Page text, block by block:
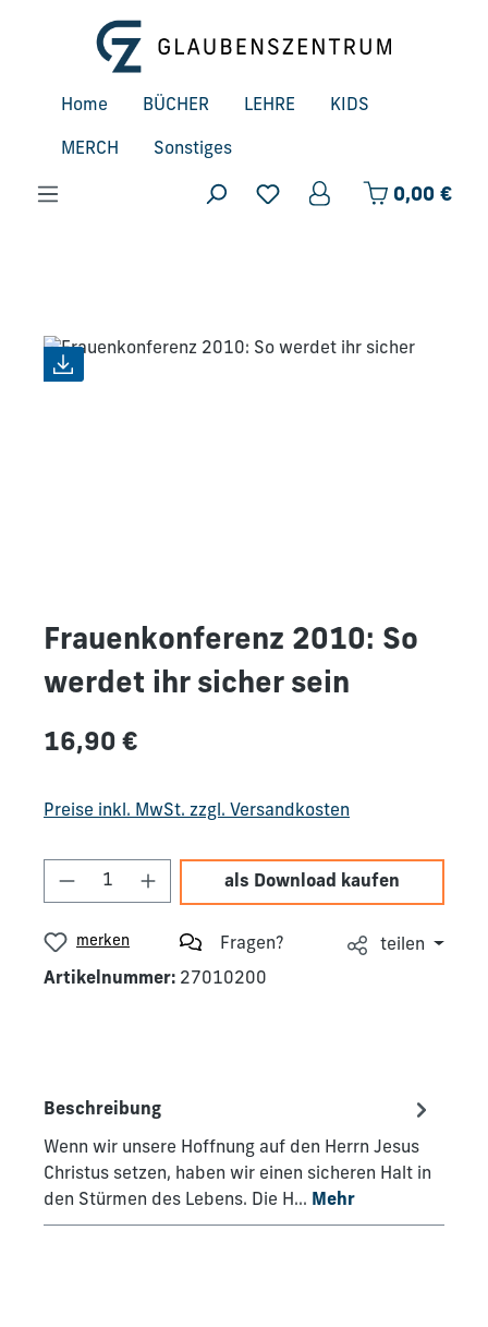
Zum Hauptinhalt springen
Home BÜCHER LEHRE KIDS
MERCH Sonstiges
0,00 €
Frauenkonferenz 2010: So
werdet ihr sicher sein
Regulärer Preis:
16,90 €
Preise inkl. MwSt. zzgl. Versandkosten
Produkt Anzahl: Gib den gewünschten
als Download kaufen
merken Fragen?
teilen
Artikelnummer: 27010200
Beschreibung
Wenn wir unsere Hoffnung auf den Herrn Jesus
Christus setzen, haben wir einen sicheren Halt in
den Stürmen des Lebens. Die H… Mehr